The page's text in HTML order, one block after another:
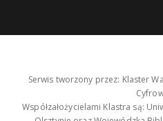
Serwis tworzony przez: Klaster
Współzałożycielami Klastra są: